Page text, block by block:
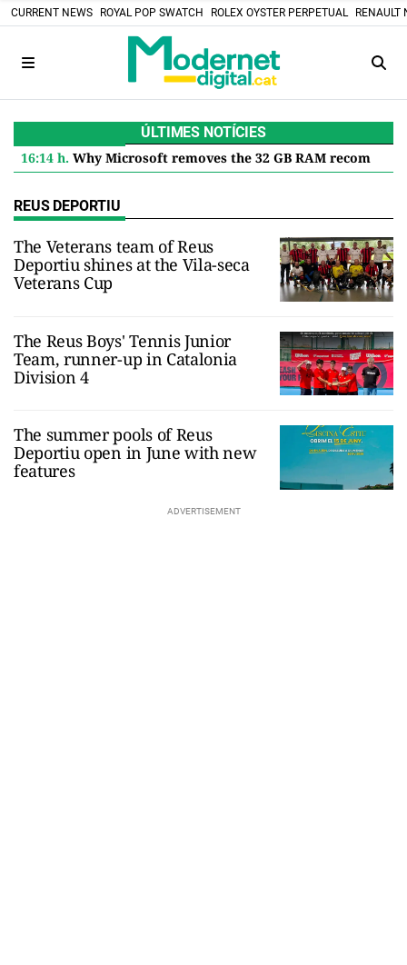
CURRENT NEWS ROYAL POP SWATCH ROLEX OYSTER PERPETUAL RENAULT
ÚLTIMES NOTÍCIES
16:14 h. Why Microsoft removes the 32 GB RAM recommendation for Windows 11 and what it means for you
REUS DEPORTIU
The Veterans team of Reus
Deportiu shines at the Vila-seca
Veterans Cup
The Reus Boys' Tennis Junior
Team, runner-up in Catalonia
Division 4
The summer pools of Reus
Deportiu open in June with new
features